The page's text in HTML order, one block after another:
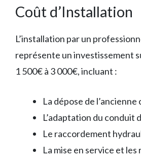
Coût d’Installation
L’installation par un
représente un investissement
1 500€ à 3 000€, incluant :
La dépose de
L’adaptation du conduit
Le raccordement
La mise en service et les